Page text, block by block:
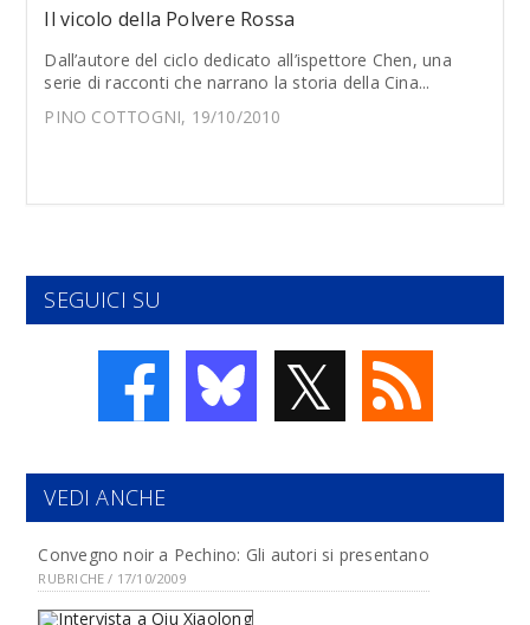
Il vicolo della Polvere Rossa
Dall’autore del ciclo dedicato all’ispettore Chen, una
serie di racconti che narrano la storia della Cina...
PINO COTTOGNI, 19/10/2010
SEGUICI SU
𝕏
VEDI ANCHE
Convegno noir a Pechino: Gli autori si presentano
RUBRICHE / 17/10/2009